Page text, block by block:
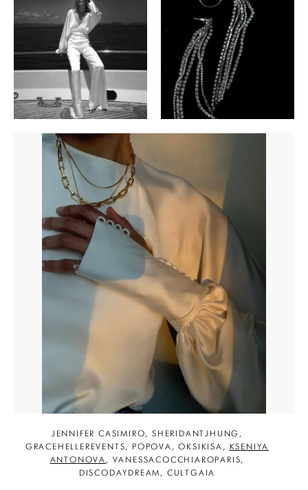
JENNIFER CASIMIRO, SHERIDANTJHUNG,
GRACEHELLEREVENTS, POPOVA, OKSIKISA,
KSENIYA
ANTONOVA , VANESSACOCCHIAROPARIS,
DISCODAYDREAM, CULTGAIA